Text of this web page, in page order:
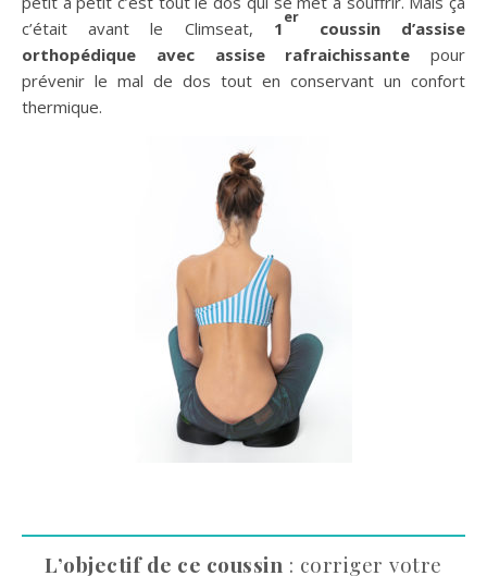
c’était avant le Climseat, 1
er
coussin d’assise
orthopédique avec assise rafraichissante pour
prévenir le mal de dos tout en conservant un confort
thermique.
L’objectif de ce coussin : corriger votre